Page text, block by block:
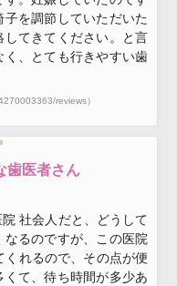
を調節していただいた
してきてください。と言
く、とても行きやすい歯
reviews）
歯医者さん
社会人だと、どうして
るのですが、この医院
れるので、その点が便
て、待ち時間が多少あ